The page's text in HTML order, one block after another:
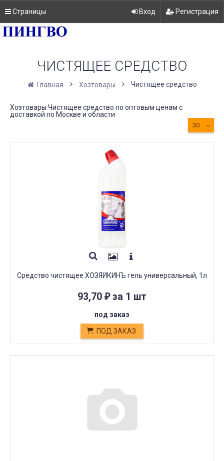
Страницы Вход Регистрация
ЧИСТЯЩЕЕ СРЕДСТВО
Главная Хозтовары Чистящее средство
Хозтовары Чистящее средство по оптовым ценам с
доставкой по Москве и области
30
Средство чистящее ХОЗЯЙКИНЪ гель универсальный, 1л
93,70 ₽за 1 шт
под заказ
ПОД ЗАКАЗ